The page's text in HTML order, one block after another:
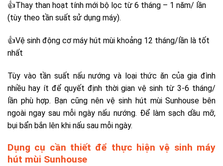
👍Thay than hoạt tính mới bộ lọc từ 6 tháng – 1 năm/ lần
(tùy theo tần suất sử dụng máy).
👍Vệ sinh động cơ máy hút mùi khoảng 12 tháng/lần là tốt
nhất
Tùy vào tần suất nấu nướng và loại thức ăn của gia đình
nhiều hay ít để quyết định thời gian vệ sinh từ 3-6 tháng/
lần phù hợp. Bạn cũng nên vệ sinh hút mùi Sunhousebên
ngoài ngay sau mỗi ngày nấu nướng. Để làm sạch dầu mỡ,
bụi bẩn bắn lên khi nấu sau mỗi ngày.
Dụng cụ cần thiết để thực hiệnvệ sinh máy
hút mùi Sunhouse